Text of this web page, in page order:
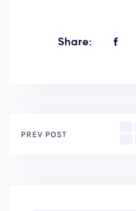
Share:
PREV POST